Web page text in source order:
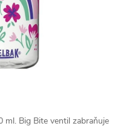
ml. Big Bite ventil zabraňuje